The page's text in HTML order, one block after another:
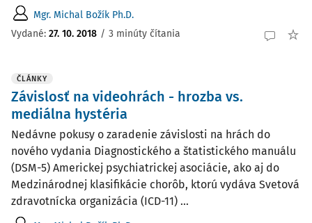
Mgr. Michal Božík Ph.D.
Vydané: 27. 10. 2018 / 3 minúty čítania
ČLÁNKY
Závislosť na videohrách - hrozba vs.
mediálna hystéria
Nedávne pokusy o zaradenie závislosti na hrách do
nového vydania Diagnostického a štatistického manuálu
(DSM-5) Americkej psychiatrickej asociácie, ako aj do
Medzinárodnej klasifikácie chorôb, ktorú vydáva Svetová
zdravotnícka organizácia (ICD-11) ...